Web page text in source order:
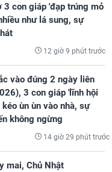
3 con giáp 'đạp trúng mỏ
như lá sung, sự
12 giờ 9 phút trước
vào đúng 2 ngày liên
3 con giáp 'lĩnh hội
ùn ùn vào nhà, sự
không ngừng
14 giờ 29 phút trước
mai, Chủ Nhật